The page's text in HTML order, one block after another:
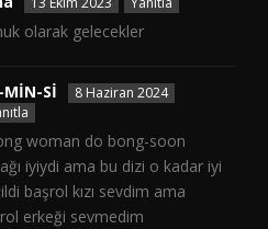
olarak gelecekler
MİN-Sİ
8 Haziran 2024
woman do bong-soon
iyiydi ama bu dizi o kadar iyi
başrol kızı sevdim ama
erkeği sevmedim